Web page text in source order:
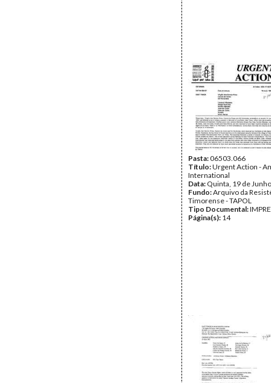
Pasta:06503.066
Título:Urgent Action -
International
Data: Quinta, 19 de
Fundo:Arquivo da
Timorense - TAPOL
Tipo Documental:
Página(s): 14